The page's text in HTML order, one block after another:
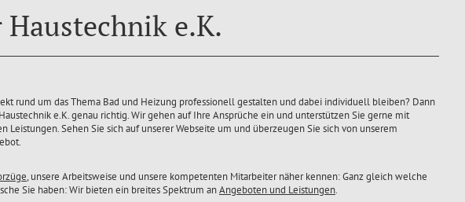
Haustechnik e.K.
rund um das Thema Bad und Heizung professionell gestalten und dabei individuell bleiben? Dann
e.K. genau richtig. Wir gehen auf Ihre Ansprüche ein und unterstützen Sie gerne mit
Leistungen. Sehen Sie sich auf unserer Webseite um und überzeugen Sie sich von unserem
, unsere Arbeitsweise und unsere kompetenten Mitarbeiter näher kennen: Ganz gleich welche
Sie haben: Wir bieten ein breites Spektrum anAngeboten und Leistungen.